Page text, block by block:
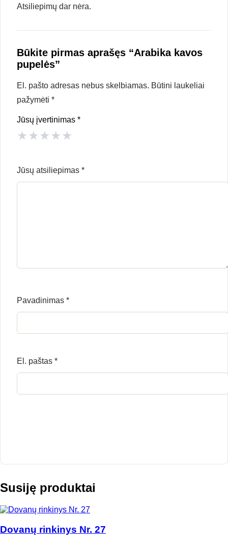
Atsiliepimų dar nėra.
Būkite pirmas aprašęs “Arabika kavos
pupelės”
El. pašto adresas nebus skelbiamas. Būtini laukeliai
pažymėti *
Jūsų įvertinimas *
★★★★★
Jūsų atsiliepimas *
Pavadinimas *
El. paštas *
Susiję produktai
Dovanų rinkinys Nr. 27